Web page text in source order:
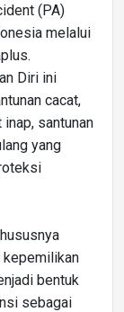
(PA)
melalui
Diri ini
cacat,
santunan
yang
kepemilikan
bentuk
sebagai